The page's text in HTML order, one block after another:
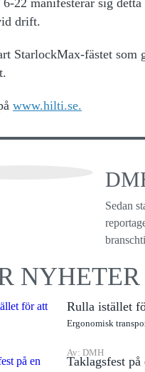
22 manifesterar sig
drift.
StarlockMax-fästet som
www.hilti.se.
Sedan
NYHETER
Rulla istället
Ergonomisk
Av: DMH
Taklagsfest